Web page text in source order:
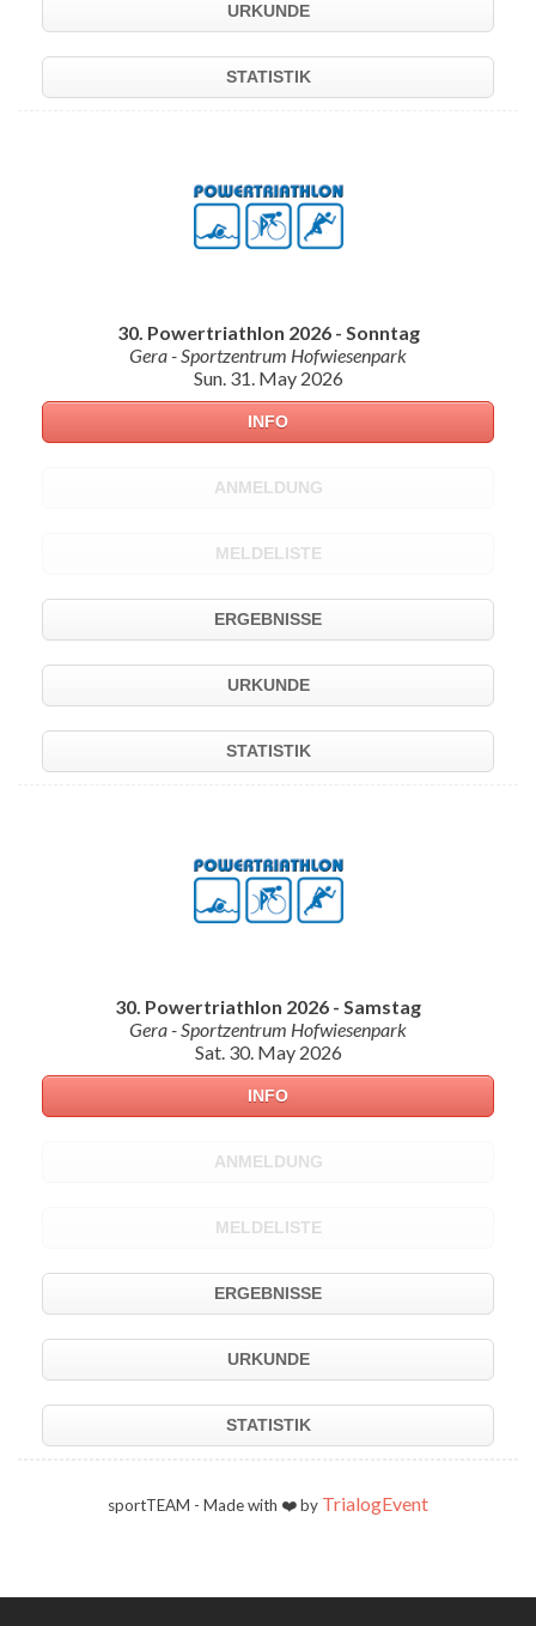
URKUNDE
STATISTIK
30. Powertriathlon 2026 - Sonntag
Gera - Sportzentrum Hofwiesenpark
Sun. 31. May 2026
INFO
ANMELDUNG
MELDELISTE
ERGEBNISSE
URKUNDE
STATISTIK
30. Powertriathlon 2026 - Samstag
Gera - Sportzentrum Hofwiesenpark
Sat. 30. May 2026
INFO
ANMELDUNG
MELDELISTE
ERGEBNISSE
URKUNDE
STATISTIK
sportTEAM - Made with ❤️ by TrialogEvent